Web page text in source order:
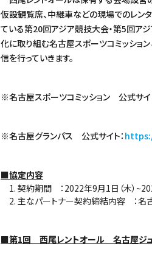
仮設観覧席、中継車などの現場でのレン
ている第20回アジア競技大会・第5回ア
化に取り組む名古屋スポーツコミッショ
信を行っていきます。
※名古屋スポーツコミッション 公式サイ
※名古屋グランパス 公式サイト：
■協定内容
契約期間 ：2022年9月1日（木）
主なパートナー契約締結内容 ：名
■第1回 西尾レントオール 名古屋ジ